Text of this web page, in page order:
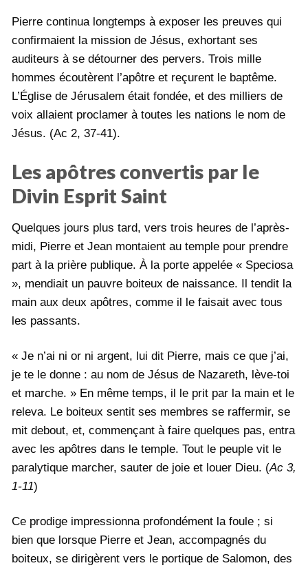
Pierre continua longtemps à exposer les preuves qui
confirmaient la mission de Jésus, exhortant ses
auditeurs à se détourner des pervers. Trois mille
hommes écoutèrent l’apôtre et reçurent le baptême.
L’Église de Jérusalem était fondée, et des milliers de
voix allaient proclamer à toutes les nations le nom de
Jésus. (Ac 2, 37-41).
Les apôtres convertis par le
Divin Esprit Saint
Quelques jours plus tard, vers trois heures de l’après-
midi, Pierre et Jean montaient au temple pour prendre
part à la prière publique. À la porte appelée « Speciosa
», mendiait un pauvre boiteux de naissance. Il tendit la
main aux deux apôtres, comme il le faisait avec tous
les passants.
« Je n’ai ni or ni argent, lui dit Pierre, mais ce que j’ai,
je te le donne : au nom de Jésus de Nazareth, lève-toi
et marche. » En même temps, il le prit par la main et le
releva. Le boiteux sentit ses membres se raffermir, se
mit debout, et, commençant à faire quelques pas, entra
avec les apôtres dans le temple. Tout le peuple vit le
paralytique marcher, sauter de joie et louer Dieu. (Ac 3,
1-11)
Ce prodige impressionna profondément la foule ; si
bien que lorsque Pierre et Jean, accompagnés du
boiteux, se dirigèrent vers le portique de Salomon, des